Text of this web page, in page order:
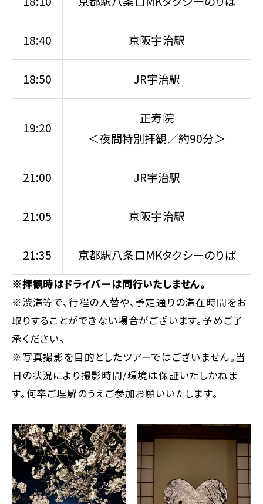
18:40 京阪宇治駅
18:50 JR宇治駅
19:20
正寿院
＜夜間特別拝観／約90分＞
21:00 JR宇治駅
21:05 京阪宇治駅
21:35 京都駅八条口MKタクシーのりば
※拝観時はドライバーは同行いたしません。
※渋滞等で、行程の入替や、予定通りの滞在時間をお
取りすることができない場合がございます。予めご了
承ください。
※写真撮影を目的としたツアーではございません。当
日の状況により撮影時間/環境は保証いたしかねま
す。何卒ご理解のうえご参加お願いいたします。